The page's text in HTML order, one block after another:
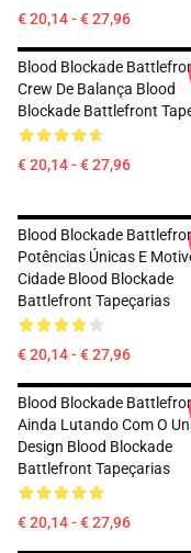
€ 20,14 - € 27,96
Blood Blockade
Crew De Balança Blood
Blockade Battlefront
€ 20,14 - € 27,96
Blood Blockade
Potências Únicas E Motivo
Cidade Blood Blockade
Battlefront Tapeçarias
€ 20,14 - € 27,96
Blood Blockade
Ainda Lutando Com O
Design Blood Blockade
Battlefront Tapeçarias
€ 20,14 - € 27,96